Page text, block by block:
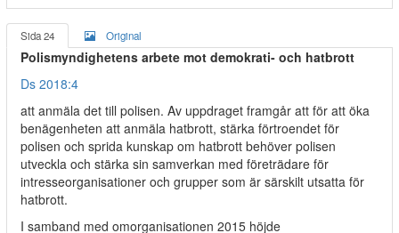
Sida 24 Original
Polismyndighetens arbete mot demokrati- och hatbrott
Ds 2018:4
att anmäla det till polisen. Av uppdraget framgår att för att öka
benägenheten att anmäla hatbrott, stärka förtroendet för
polisen och sprida kunskap om hatbrott behöver polisen
utveckla och stärka sin samverkan med företrädare för
intresseorganisationer och grupper som är särskilt utsatta för
hatbrott.
I samband med omorganisationen 2015 höjde